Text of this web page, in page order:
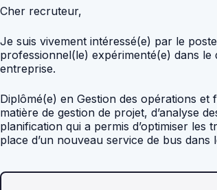
Cher recruteur,
Je suis vivement intéressé(e) par le
professionnel(le) expérimenté(e) dans
entreprise.
Diplômé(e) en Gestion des opérations et
matière de gestion de projet, d’analyse
planification qui a permis d’optimiser
place d’un nouveau service de bus dans